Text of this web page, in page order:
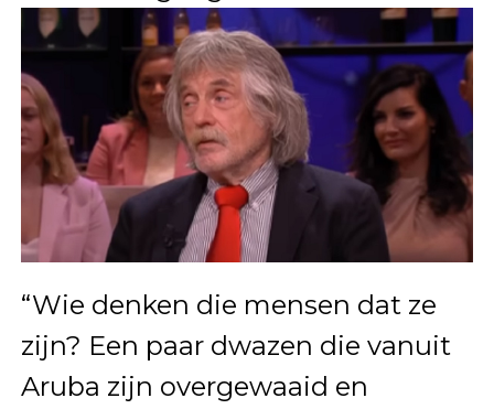
“Wie denken die mensen dat ze
zijn? Een paar dwazen die vanuit
Aruba zijn overgewaaid en